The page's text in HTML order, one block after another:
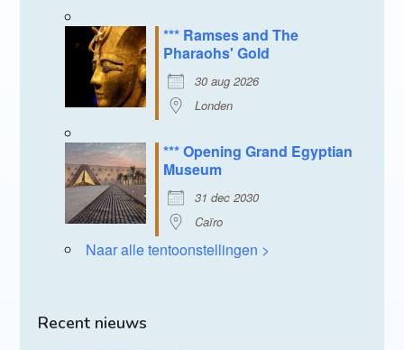
*** Ramses and The
Pharaohs' Gold
30 aug 2026
Londen
*** Opening Grand Egyptian
Museum
31 dec 2030
Caïro
Naar alle tentoonstellingen >
Recent nieuws